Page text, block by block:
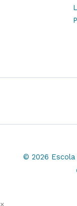
© 2026 Escola